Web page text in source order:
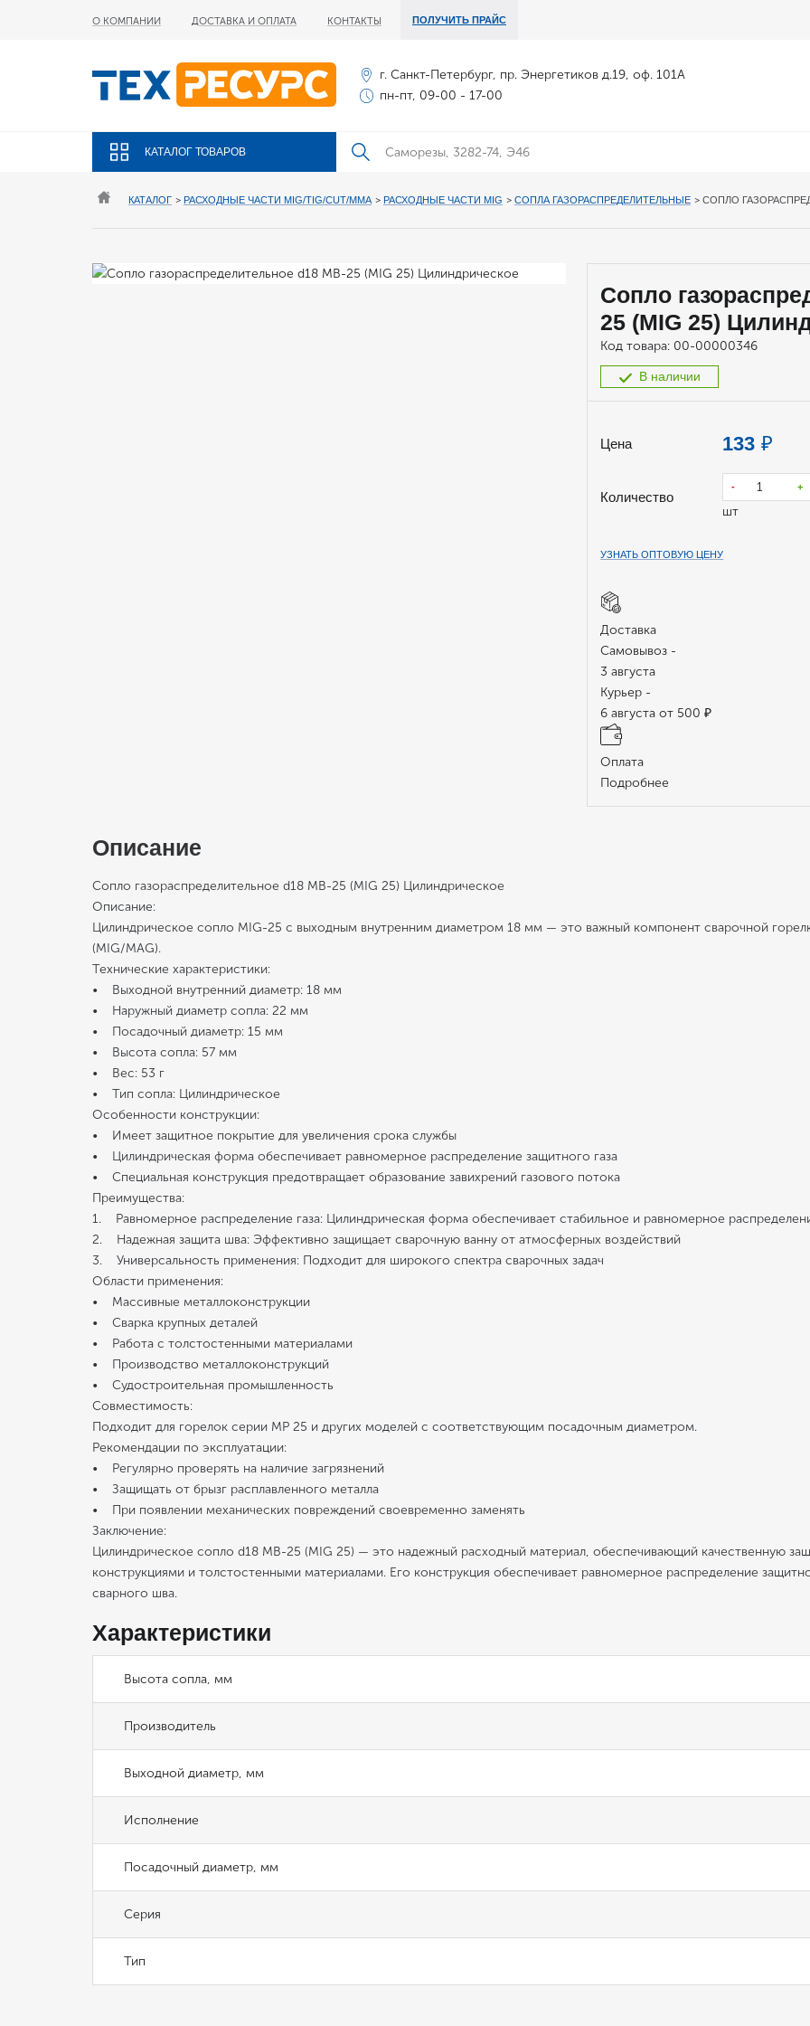
О КОМПАНИИ ДОСТАВКА И ОПЛАТА КОНТАКТЫ ПОЛУЧИТЬ ПРАЙС
г. Санкт-Петербург, пр. Энергетиков д.19, оф. 101А
пн-пт, 09-00 - 17-00
КАТАЛОГ ТОВАРОВ
КАТАЛОГ > РАСХОДНЫЕ ЧАСТИ MIG/TIG/CUT/MMA > РАСХОДНЫЕ ЧАСТИ MIG > СОПЛА ГАЗОРАСПРЕДЕЛИТЕЛЬНЫЕ > СОПЛО
Сопло
25 (MIG 25)
Код товара: 00-00000346
В наличии
Цена 133 ₽
Количество
- +
шт
УЗНАТЬ ОПТОВУЮ ЦЕНУ
Доставка
Самовывоз -
3 августа
Курьер -
6 августа от 500 ₽
Оплата
Подробнее
Описание
Сопло газораспределительное d18 MB-25 (MIG 25) Цилиндрическое
Описание:
Цилиндрическое сопло MIG-25 с выходным внутренним диаметром 18 мм — это важный компонент сварочной
(MIG/MAG).
Технические характеристики:
• Выходной внутренний диаметр: 18 мм
• Наружный диаметр сопла: 22 мм
• Посадочный диаметр: 15 мм
• Высота сопла: 57 мм
• Вес: 53 г
• Тип сопла: Цилиндрическое
Особенности конструкции:
• Имеет защитное покрытие для увеличения срока службы
• Цилиндрическая форма обеспечивает равномерное распределение защитного газа
• Специальная конструкция предотвращает образование завихрений газового потока
Преимущества:
1. Равномерное распределение газа: Цилиндрическая форма обеспечивает стабильное и равномерное
2. Надежная защита шва: Эффективно защищает сварочную ванну от атмосферных воздействий
3. Универсальность применения: Подходит для широкого спектра сварочных задач
Области применения:
• Массивные металлоконструкции
• Сварка крупных деталей
• Работа с толстостенными материалами
• Производство металлоконструкций
• Судостроительная промышленность
Совместимость:
Подходит для горелок серии MP 25 и других моделей с соответствующим посадочным диаметром.
Рекомендации по эксплуатации:
• Регулярно проверять на наличие загрязнений
• Защищать от брызг расплавленного металла
• При появлении механических повреждений своевременно заменять
Заключение:
Цилиндрическое сопло d18 MB-25 (MIG 25) — это надежный расходный материал, обеспечивающий качественную
конструкциями и толстостенными материалами. Его конструкция обеспечивает равномерное распределение
сварного шва.
Характеристики
Высота сопла, мм
Производитель
Выходной диаметр, мм
Исполнение
Посадочный диаметр, мм
Серия
Тип